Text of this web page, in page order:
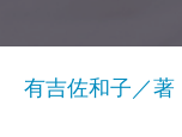
有吉佐和子／著